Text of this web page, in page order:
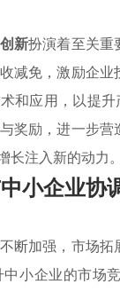
新扮演着至关重
减免，激励企
和应用，以提
奖励，进一步
长注入新的动力
小企业协
断加强，市场
小企业的市场